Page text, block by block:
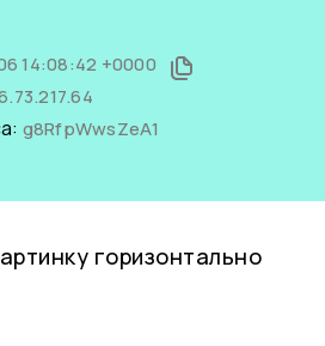
14:08:42 +0000
g8RfpWwsZeA1
горизонтально